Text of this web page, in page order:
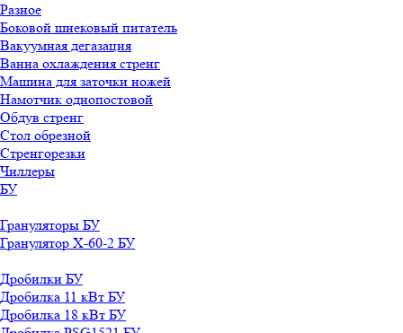
Разное
Боковой шнековый питатель
Вакуумная дегазация
Ванна охлаждения стренг
Машина для заточки ножей
Намотчик однопостовой
Обдув стренг
Стол обрезной
Стренгорезки
Чиллеры
БУ
Грануляторы БУ
Гранулятор X-60-2 БУ
Дробилки БУ
Дробилка 11 кВт БУ
Дробилка 18 кВт БУ